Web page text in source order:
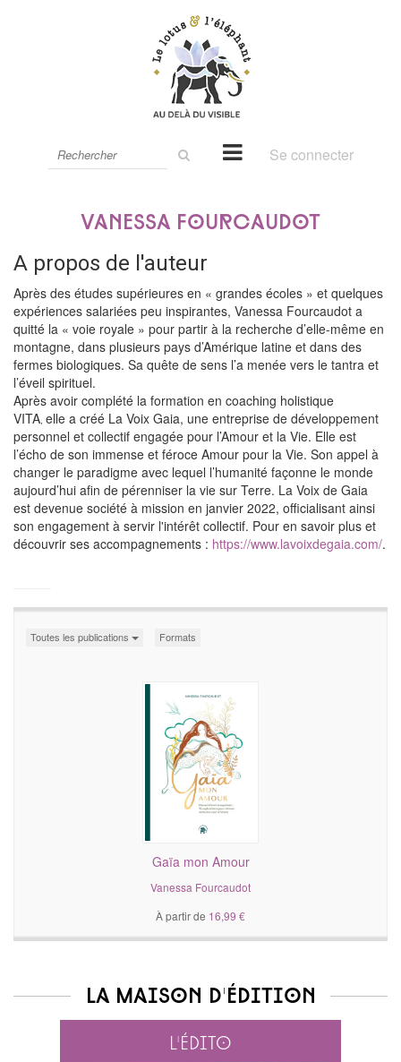
le
Se connecter
Vanessa Fourcaudot
A propos de l'auteur
Après des études supérieures en « grandes écoles » et quelques
expériences salariées peu inspirantes, Vanessa Fourcaudot a
quitté la « voie royale » pour partir à la recherche d’elle-même en
montagne, dans plusieurs pays d’Amérique latine et dans des
fermes biologiques. Sa quête de sens l’a menée vers le tantra et
l’éveil spirituel.
Après avoir complété la formation en coaching holistique
VITA, elle a créé La Voix Gaia, une entreprise de développement
personnel et collectif engagée pour l’Amour et la Vie. Elle est
l’écho de son immense et féroce Amour pour la Vie. Son appel à
changer le paradigme avec lequel l’humanité façonne le monde
aujourd’hui afin de pérenniser la vie sur Terre. La Voix de Gaia
est devenue société à mission en janvier 2022, officialisant ainsi
son engagement à servir l'intérêt collectif. Pour en savoir plus et
découvrir ses accompagnements : https://www.lavoixdegaia.com/.
Toutes les publications Formats
Gaïa mon Amour
Vanessa Fourcaudot
À partir de 16,99 €
La maison d'édition
L'édito